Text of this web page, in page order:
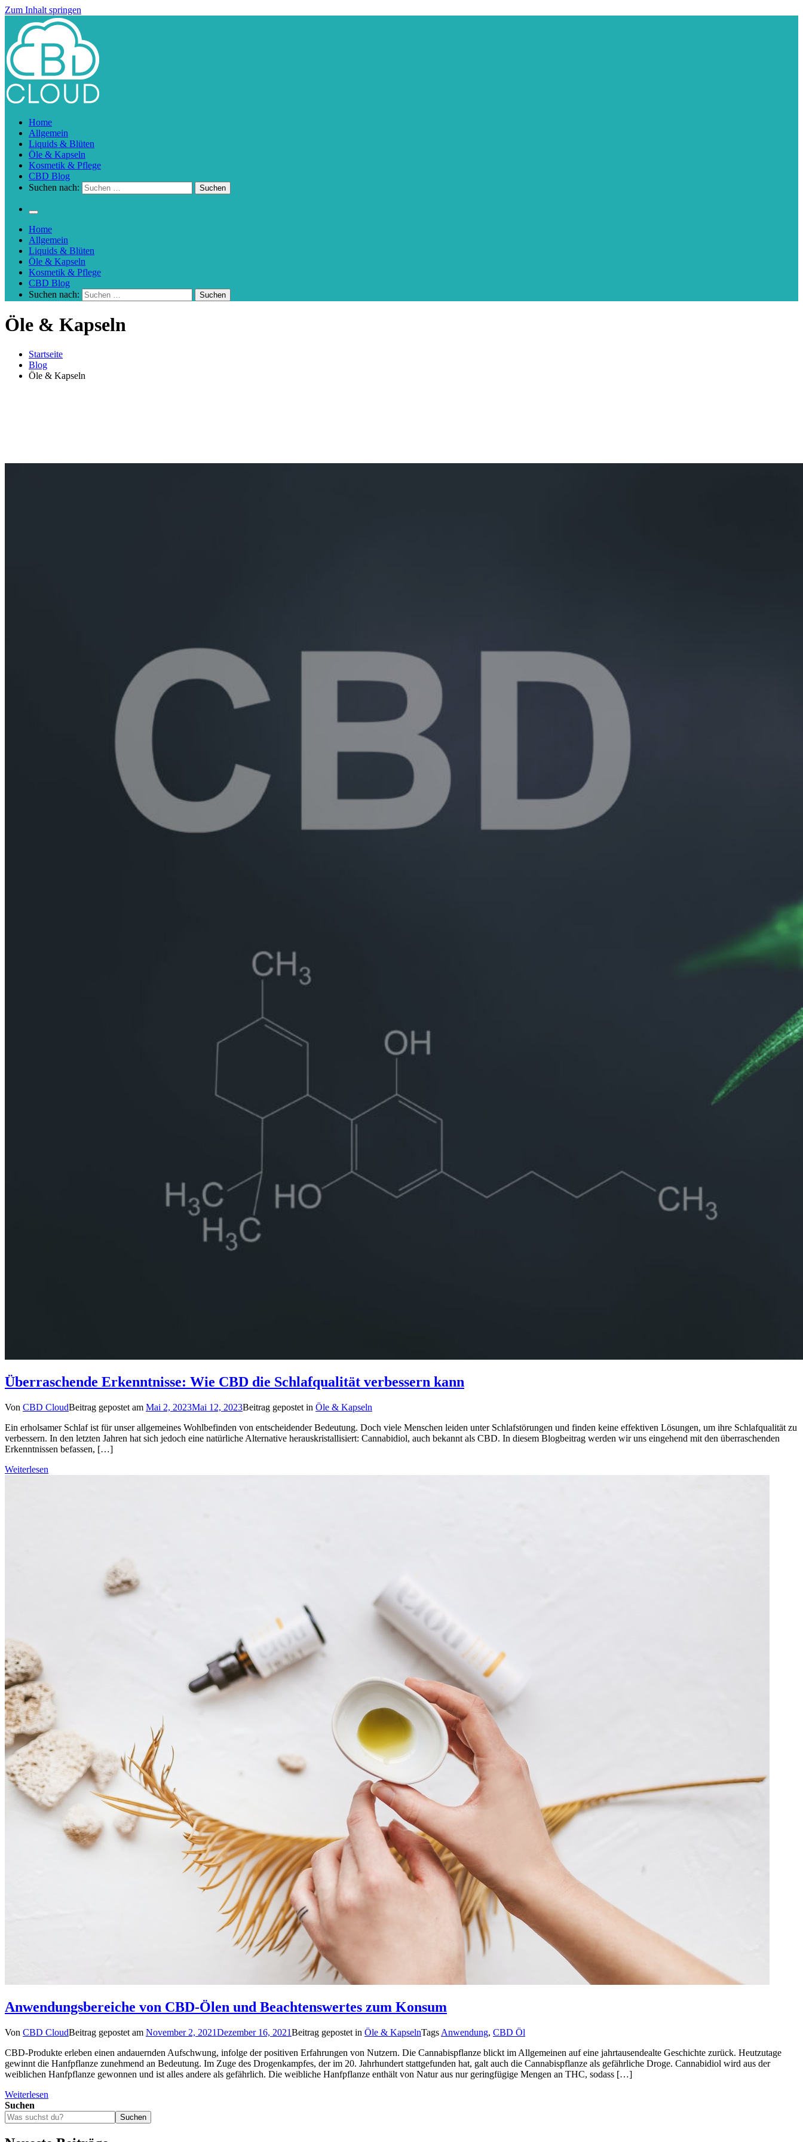
Zum Inhalt springen
CBD Cloud
Dein CBD Ratgeber
Home
Allgemein
Liquids & Blüten
Öle & Kapseln
Kosmetik & Pflege
CBD Blog
Suchen nach:
Home
Allgemein
Liquids & Blüten
Öle & Kapseln
Kosmetik & Pflege
CBD Blog
Suchen nach:
Öle & Kapseln
Startseite
Blog
Öle & Kapseln
Überraschende Erkenntnisse: Wie CBD die Schlafqualität verbessern kann
Von CBD CloudBeitrag gepostet am Mai 2, 2023Mai 12, 2023Beitrag gepostet in Öle & Kapseln
Ein erholsamer Schlaf ist für unser allgemeines Wohlbefinden von entscheidender Bedeutung. Doch viele Menschen leiden unter Schlafstörungen und finden keine effektiven Lösungen, um ihre Schlafqualität zu
verbessern. In den letzten Jahren hat sich jedoch eine natürliche Alternative herauskristallisiert: Cannabidiol, auch bekannt als CBD. In diesem Blogbeitrag werden wir uns eingehend mit den überraschenden
Erkenntnissen befassen, […]
Weiterlesen
Anwendungsbereiche von CBD-Ölen und Beachtenswertes zum Konsum
Von CBD CloudBeitrag gepostet am November 2, 2021Dezember 16, 2021Beitrag gepostet in Öle & KapselnTags Anwendung, CBD Öl
CBD-Produkte erleben einen andauernden Aufschwung, infolge der positiven Erfahrungen von Nutzern. Die Cannabispflanze blickt im Allgemeinen auf eine jahrtausendealte Geschichte zurück. Heutzutage
gewinnt die Hanfpflanze zunehmend an Bedeutung. Im Zuge des Drogenkampfes, der im 20. Jahrhundert stattgefunden hat, galt auch die Cannabispflanze als gefährliche Droge. Cannabidiol wird aus der
weiblichen Hanfpflanze gewonnen und ist alles andere als gefährlich. Die weibliche Hanfpflanze enthält von Natur aus nur geringfügige Mengen an THC, sodass […]
Weiterlesen
Suchen
Suchen